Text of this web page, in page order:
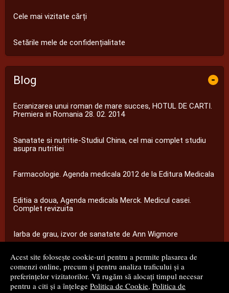
Acest site folosește cookie-uri pentru a permite plasarea de
comenzi online, precum și pentru analiza traficului și a
preferințelor vizitatorilor. Vă rugăm să alocați timpul necesar
pentru a citi și a înțelege Politica de Cookie, Politica de
Cele mai vizitate cărți
Setările mele de confidențialitate
Blog -
Ecranizarea unui roman de mare succes, HOTUL DE CARTI.
Premiera in Romania 28. 02. 2014
Sanatate si nutritie-Studiul China, cel mai complet studiu
asupra nutritiei
Farmacologie. Agenda medicala 2012 de la Editura Medicala
Editia a doua, Agenda medicala Merck. Medicul casei.
Complet revizuita
Iarba de grau, izvor de sanatate de Ann Wigmore
...toate știrile
© 2008 - 2026S.C. M.G. Net Distribution S.R.L.